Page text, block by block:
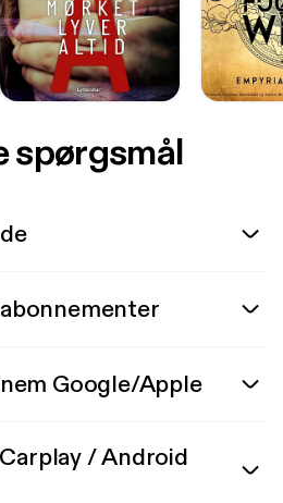
spørgsmål
Google/Apple
/ Android